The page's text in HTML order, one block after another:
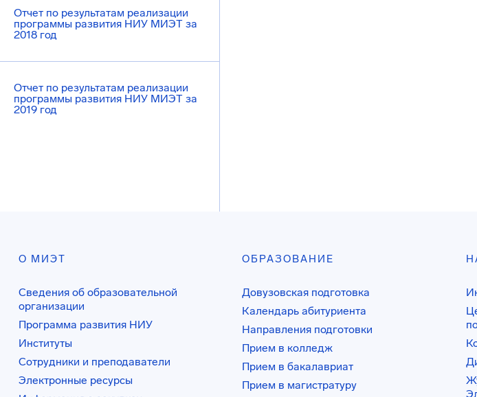
Отчет по результатам реализации
программы развития НИУ МИЭТ за
2018 год
Отчет по результатам реализации
программы развития НИУ МИЭТ за
2019 год
О МИЭТ
Сведения об образовательной
организации
Программа развития НИУ
Институты
Сотрудники и преподаватели
Электронные ресурсы
ОБРАЗОВАНИЕ
Довузовская подготовка
Календарь абитуриента
Направления подготовки
Прием в колледж
Прием в бакалавриат
Прием в магистратуру